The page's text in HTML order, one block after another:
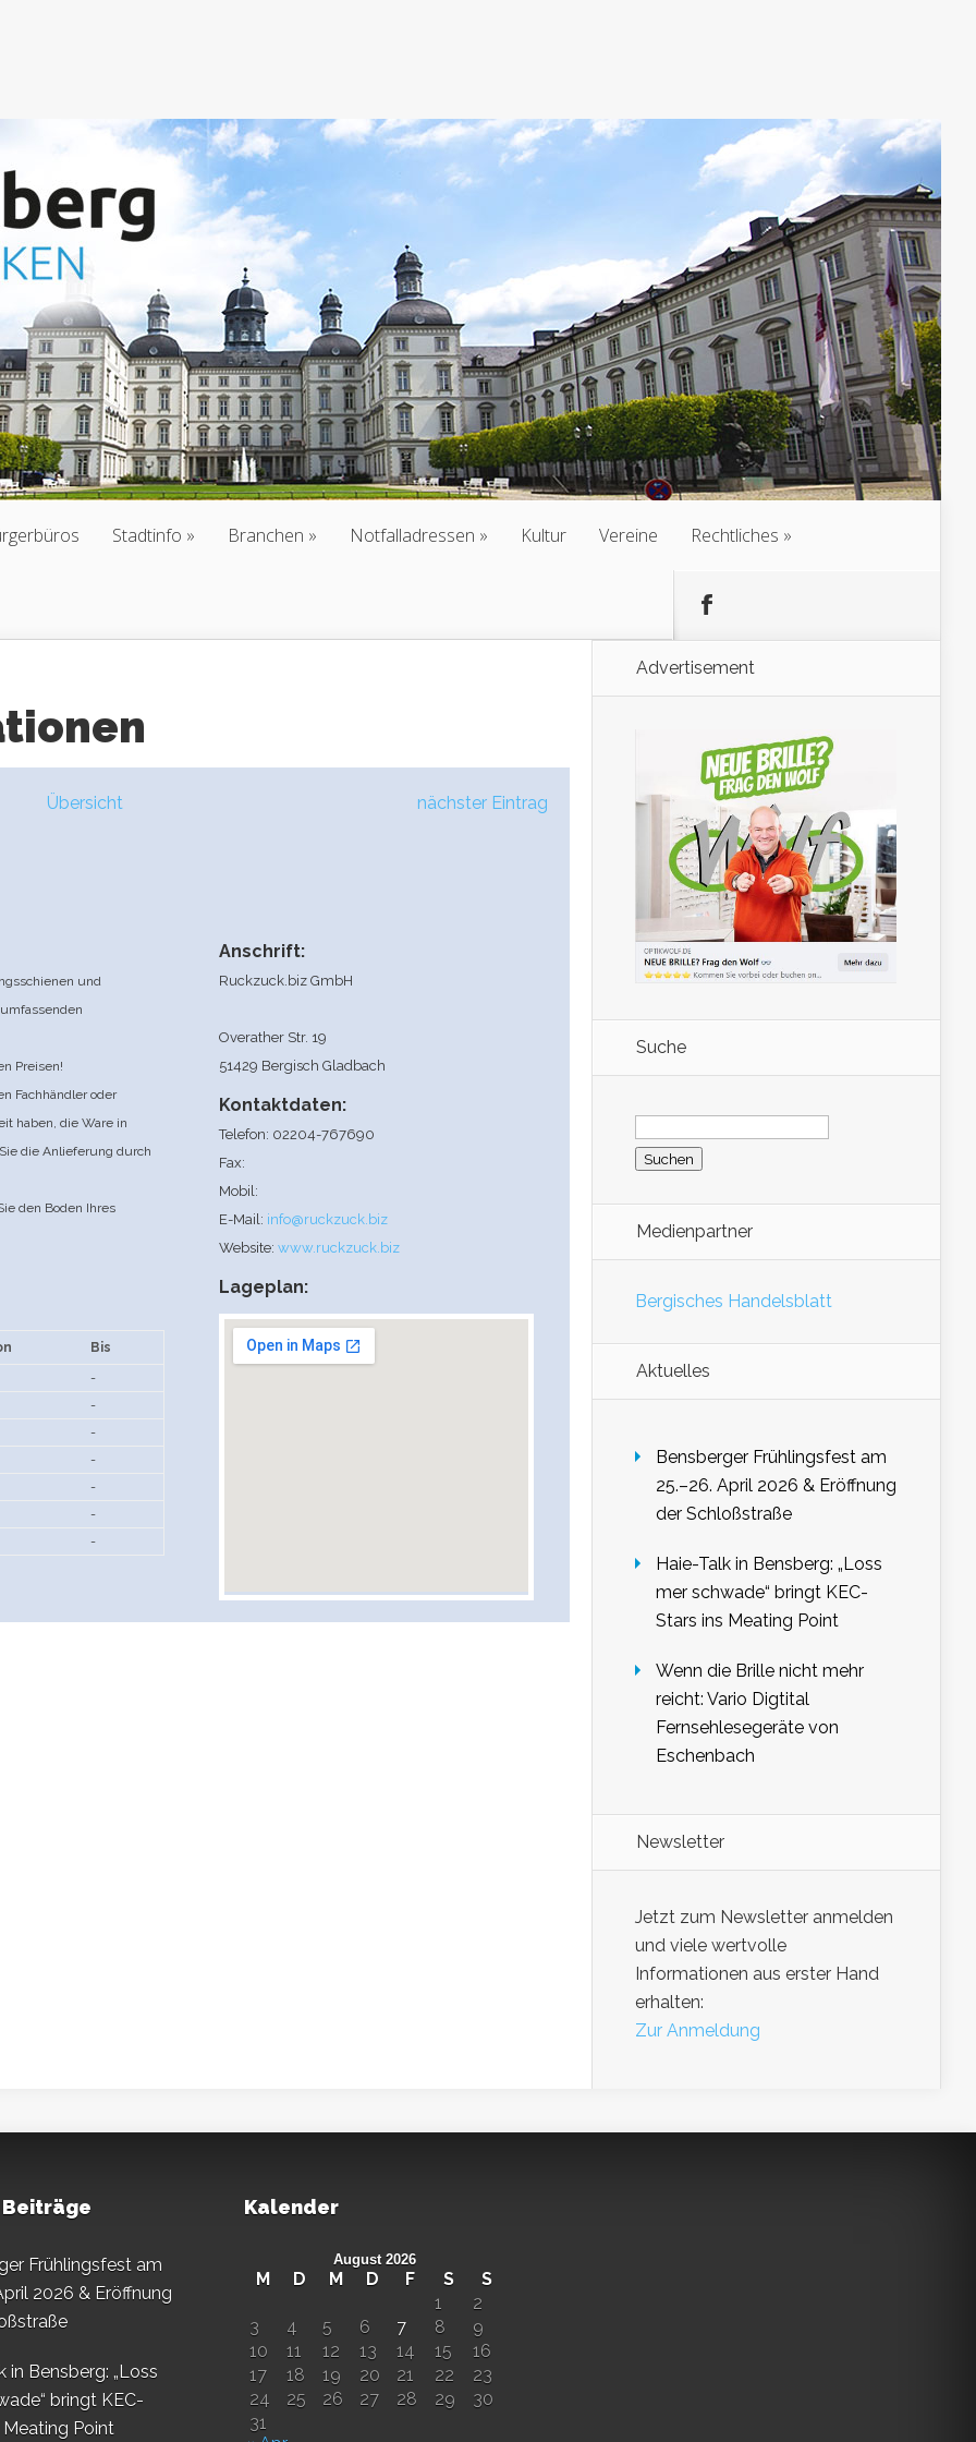
Stadtinfo Branchen Notfalladressen Kultur Vereine Rechtliches
Übersicht nächster Eintrag
und
Preisen!
Fachhändler oder
haben, die Ware in
die Anlieferung durch
den Boden Ihres
Bis
-
-
-
-
-
-
-
Anschrift:
Ruckzuck.biz GmbH
Overather Str. 19
51429 Bergisch Gladbach
Kontaktdaten:
Telefon: 02204-767690
Fax:
Mobil:
E-Mail: info@ruckzuck.biz
Website:www.ruckzuck.biz
Lageplan:
Advertisement
Suche
Suchen
Medienpartner
Bergisches Handelsblatt
Aktuelles
Bensberger Frühlingsfest am
25.–26. April 2026 & Eröffnung
der Schloßstraße
Haie-Talk in Bensberg: „Loss
mer schwade“ bringt KEC-
Stars ins Meating Point
Wenn die Brille nicht mehr
reicht: Vario Digtital
Fernsehlesegeräte von
Eschenbach
Newsletter
Jetzt zum Newsletter anmelden
und viele wertvolle
Informationen aus erster Hand
erhalten:
Zur Anmeldung
Frühlingsfest am
2026 & Eröffnung
in Bensberg: „Loss
bringt KEC-
Meating Point
Kalender
August 2026
M D M D F S
S
1
2
3
4 5 6 7 8
9
10
11 12 13 14 15
16
17
18 19 20 21 22
23
24
25 26 27 28 29
30
31